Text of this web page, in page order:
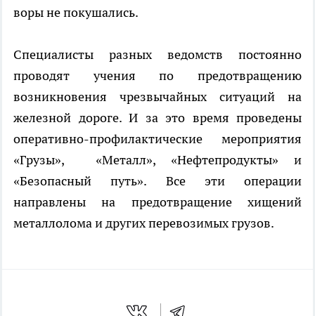
воры не покушались.
Специалисты разных ведомств постоянно
проводят учения по предотвращению
возникновения чрезвычайных ситуаций на
железной дороге. И за это время проведены
оперативно-профилактические мероприятия
«Грузы», «Металл», «Нефтепродукты» и
«Безопасный путь». Все эти операции
направлены на предотвращение хищений
металлолома и других перевозимых грузов.